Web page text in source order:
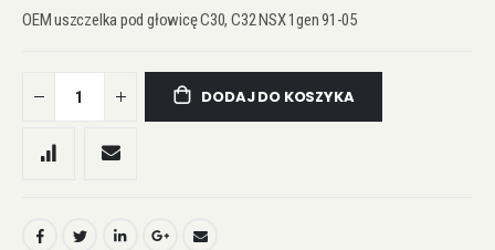
OEM uszczelka pod głowicę C30, C32 NSX 1gen 91-05
DODAJ DO KOSZYKA